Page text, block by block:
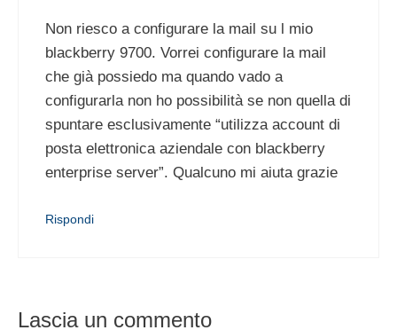
Non riesco a configurare la mail su l mio
blackberry 9700. Vorrei configurare la mail
che già possiedo ma quando vado a
configurarla non ho possibilità se non quella di
spuntare esclusivamente “utilizza account di
posta elettronica aziendale con blackberry
enterprise server”. Qualcuno mi aiuta grazie
Rispondi
Lascia un commento